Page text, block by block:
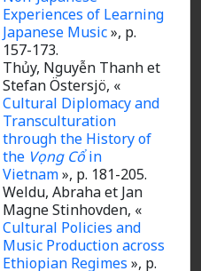
Experiences of Learning
Japanese Music», p.
157-173.
Thủy, Nguyễn Thanh et
Stefan Östersjö, «
Cultural Diplomacy and
Transculturation
through the History of
the Vọng Cổin
Vietnam», p. 181-205.
Weldu, Abraha et Jan
Magne Stinhovden, «
Cultural Policies and
Music Production across
Ethiopian Regimes », p.